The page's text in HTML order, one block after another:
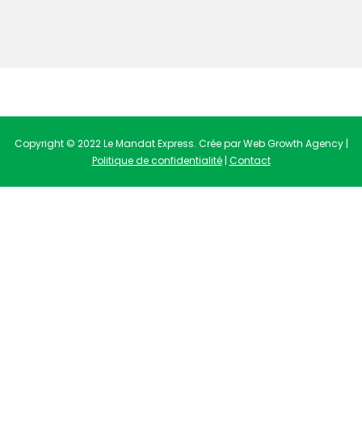
Copyright © 2022 Le Mandat Express. Crée par Web Growth Agency |
Politique de confidentialité| Contact